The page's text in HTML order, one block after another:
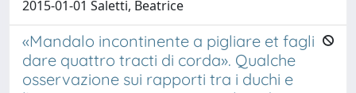
2015-01-01 Saletti, Beatrice
«Mandalo incontinente a pigliare et fagli
dare quattro tracti di corda». Qualche
osservazione sui rapporti tra i duchi e